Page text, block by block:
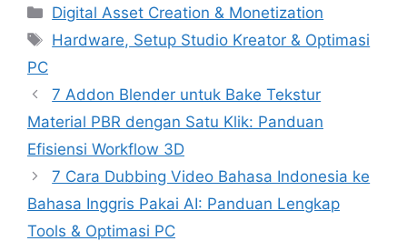
Categories
Digital Asset Creation & Monetization
Tags
Hardware, Setup Studio Kreator & Optimasi
PC
7 Addon Blender untuk Bake Tekstur
Material PBR dengan Satu Klik: Panduan
Efisiensi Workflow 3D
7 Cara Dubbing Video Bahasa Indonesia ke
Bahasa Inggris Pakai AI: Panduan Lengkap
Tools & Optimasi PC